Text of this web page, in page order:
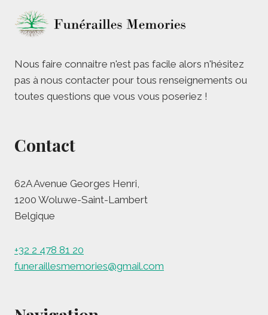
Nous faire connaitre n'est pas facile alors n'hésitez
pas à nous contacter pour tous renseignements ou
toutes questions que vous vous poseriez !
Contact
62A Avenue Georges Henri,
1200 Woluwe-Saint-Lambert
Belgique
+32 2 478 81 20
funeraillesmemories@gmail.com